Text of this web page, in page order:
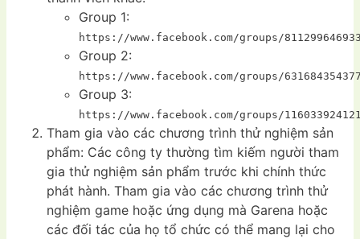
Group 1:
https://www.facebook.com/groups/
Group 2:
https://www.facebook.com/groups/
Group 3:
https://www.facebook.com/groups/
Tham gia vào các chương trình thử nghiệm sản
phẩm: Các công ty thường tìm kiếm người tham
gia thử nghiệm sản phẩm trước khi chính thức
phát hành. Tham gia vào các chương trình thử
nghiệm game hoặc ứng dụng mà Garena hoặc
các đối tác của họ tổ chức có thể mang lại cho